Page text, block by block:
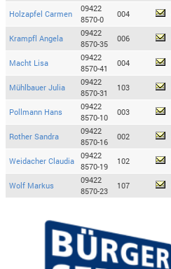
Holzapfel Carmen
09422
8570-0
004
Krampfl Angela
09422
8570-35
006
Macht Lisa
09422
8570-41
004
Mühlbauer Julia
09422
8570-31
103
Pollmann Hans
09422
8570-10
003
Rother Sandra
09422
8570-16
002
Weidacher Claudia
09422
8570-19
102
Wolf Markus
09422
8570-23
107